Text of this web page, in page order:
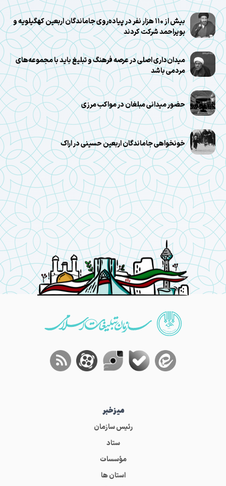
بیش از ۱۱۰ هزار نفر در پیاده‌روی جاماندگان اربعین کهگیلویه و
بویراحمد شرکت کردند
میدان‌داری اصلی در عرصه فرهنگ و تبلیغ باید با مجموعه‌های
مردمی باشد
حضور میدانی مبلغان در مواکب مرزی
خونخواهی جاماندگان اربعین حسینی در اراک
میز‌خبر
رئیس سازمان
ستاد
مؤسسات
استان ها